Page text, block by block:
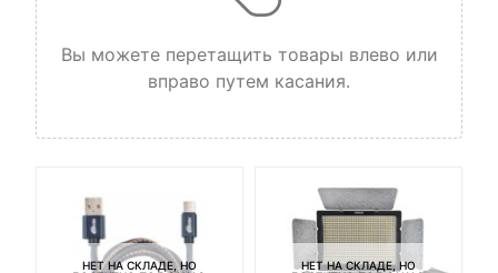
Вы можете перетащить товары влево или
вправо путем касания.
НЕТ НА СКЛАДЕ, НО
НЕТ НА СКЛАДЕ, НО